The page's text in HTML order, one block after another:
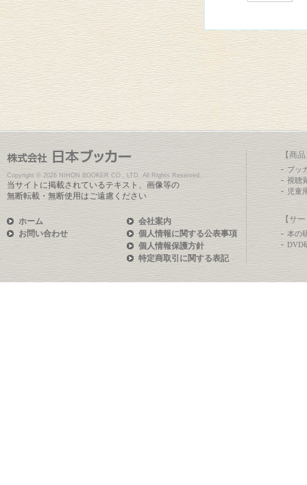
Copyright © 2026 NIHON BOOKER CO., LTD. All Rights Reserved.
当サイトに掲載されているテキスト、画像等の
無断転載・無断使用はご遠慮ください
ホーム
お問い合わせ
会社案内
個人情報に関する公表事項
個人情報保護方針
特定商取引に関する表記
【商
ブッ
視聴
児童
【サ
本の
DVD